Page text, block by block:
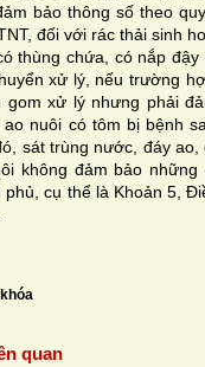
bảo thông số theo
đối với rác thải sinh
thùng chứa, có nắp
xử lý, nếu trường
gom xử lý nhưng phải
ao nuôi có tôm bị bệnh
sát trùng nước, đáy
không đảm bảo
phủ, cụ thể là Khoản 5,
quan